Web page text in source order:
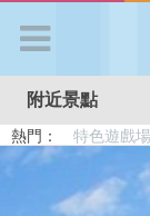
APP登入
首 頁
附近景點
熱門：